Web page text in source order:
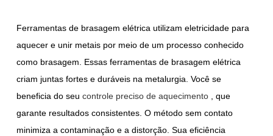
Ferramentas de brasagem elétrica utilizam eletricidade para
aquecer e unir metais por meio de um processo conhecido
como brasagem. Essas ferramentas de brasagem elétrica
criam juntas fortes e duráveis na metalurgia. Você se
beneficia do seu controle preciso de aquecimento
, que
garante resultados consistentes. O método sem contato
minimiza a contaminação e a distorção. Sua eficiência